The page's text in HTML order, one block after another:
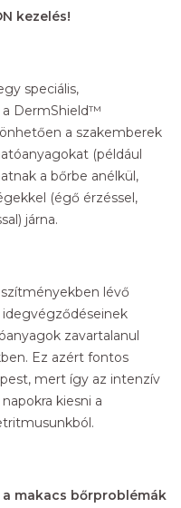
kezelés!
speciális,
DermShield™
a szakemberek
(például
a bőrbe anélkül,
(égő érzéssel,
járna.
lévő
idegvégződéseinek
zavartalanul
Ez azért fontos
mert így az intenzív
kiesni a
makacs bőrproblémák